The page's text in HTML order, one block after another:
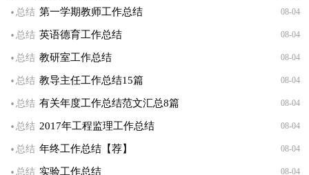
·总结 第一学期教师工作总结 08-04
·总结 英语德育工作总结 08-04
·总结 教研室工作总结 08-04
·总结 教导主任工作总结15篇 08-04
·总结 有关年度工作总结范文汇总8篇 08-04
·总结 2017年工程监理工作总结 08-04
·总结 年终工作总结【荐】 08-04
总结 实验工作总结 08-04